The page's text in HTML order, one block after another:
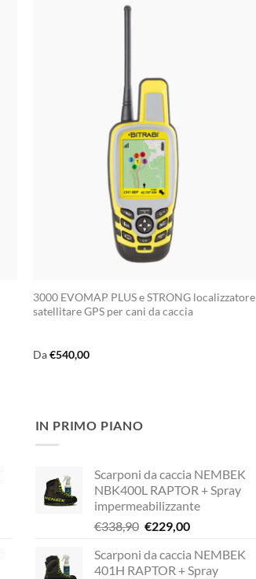
3000 EVOMAP PLUS e STRONG localizzatore
satellitare GPS per cani da caccia
Da€540,00
IN PRIMO PIANO
Scarponi da caccia NEMBEK
NBK400L RAPTOR + Spray
impermeabilizzante
€338,90 Il
originale
era:
€229,00Il
attuale
è:
Scarponi da caccia NEMBEK
401H RAPTOR + Spray